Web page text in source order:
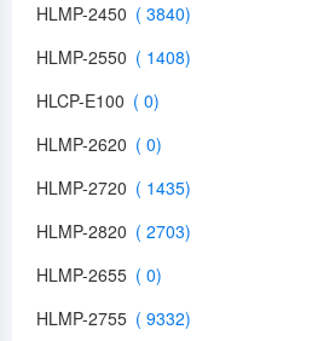
HLMP-2450
HLMP-2550
HLCP-E100
HLMP-2620
HLMP-2720
HLMP-2820
HLMP-2655
HLMP-2755